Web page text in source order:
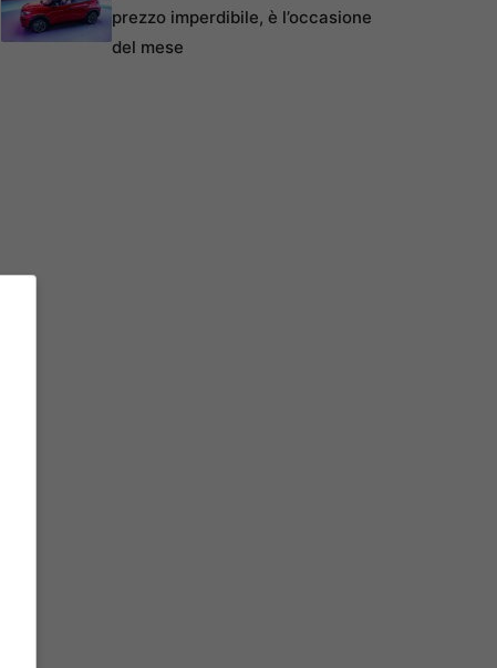
prezzo imperdibile, è l’occasione
del mese